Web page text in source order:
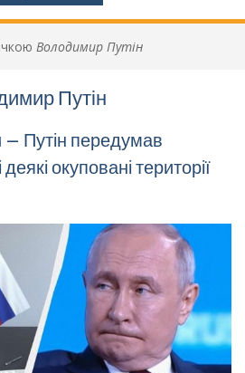
Володимир Путін
Путін
– Путін передумав
окуповані території